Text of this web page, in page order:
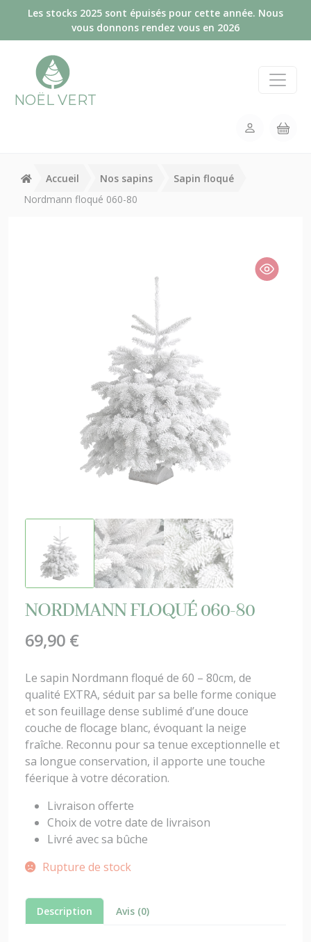
Panneau de gestion des cookies
Les stocks 2025 sont épuisés pour cette année. Nous
vous donnons rendez vous en 2026
NOËL VERT
Accueil Nos sapins
Sapin floqué
Nordmann floqué 060-80
NORDMANN FLOQUÉ 060-80
69,90 €
Le sapin Nordmann floqué de 60 – 80cm, de
qualité EXTRA, séduit par sa belle forme conique
et son feuillage dense sublimé d’une douce
couche de flocage blanc, évoquant la neige
fraîche. Reconnu pour sa tenue exceptionnelle et
sa longue conservation, il apporte une touche
féerique à votre décoration.
Livraison offerte
Choix de votre date de livraison
Livré avec sa bûche
Rupture de stock
Description Avis (0)